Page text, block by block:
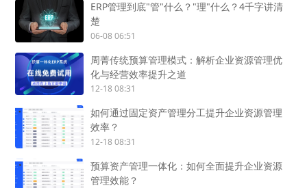
ERP管理到底"管"什么？"理"什么？4千字讲清
楚
06-08 06:51
周菁传统预算管理模式：解析企业资源管理优
化与经营效率提升之道
12-18 08:31
如何通过固定资产管理分工提升企业资源管理
效率？
12-18 08:31
预算资产管理一体化：如何全面提升企业资源
管理效能？